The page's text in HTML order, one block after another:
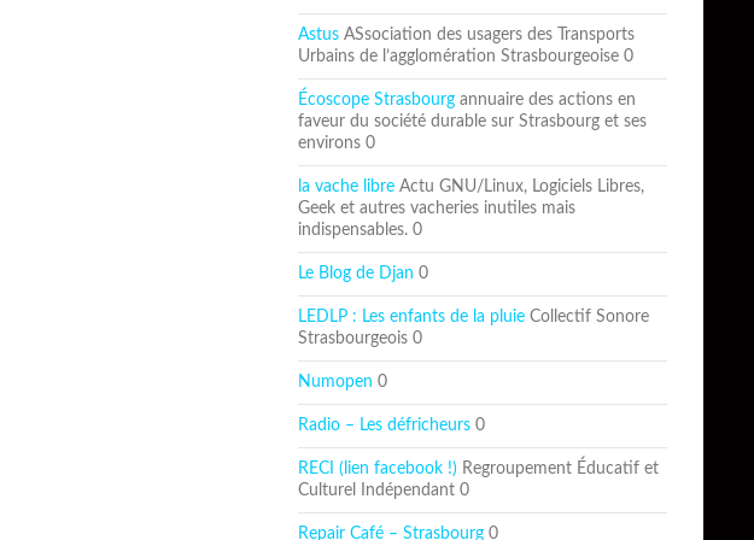
Astus ASsociation des usagers des Transports
Urbains de l’agglomération Strasbourgeoise 0
Écoscope Strasbourg annuaire des actions en
faveur du société durable sur Strasbourg et ses
environs 0
la vache libre Actu GNU/Linux, Logiciels Libres,
Geek et autres vacheries inutiles mais
indispensables. 0
Le Blog de Djan 0
LEDLP : Les enfants de la pluie Collectif Sonore
Strasbourgeois 0
Numopen 0
Radio – Les défricheurs 0
RECI (lien facebook !) Regroupement Éducatif et
Culturel Indépendant 0
Repair Café – Strasbourg 0